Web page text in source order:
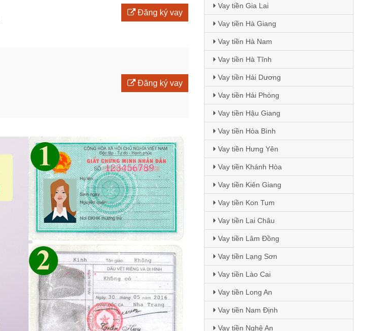
Đăng ký vay
Đăng ký vay
Vay tiền Gia Lai
Vay tiền Hà Giang
Vay tiền Hà Nam
Vay tiền Hà Tĩnh
Vay tiền Hải Dương
Vay tiền Hải Phòng
Vay tiền Hậu Giang
Vay tiền Hòa Bình
Vay tiền Hưng Yên
Vay tiền Khánh Hòa
Vay tiền Kiên Giang
Vay tiền Kon Tum
Vay tiền Lai Châu
Vay tiền Lâm Đồng
Vay tiền Lạng Sơn
Vay tiền Lào Cai
Vay tiền Long An
Vay tiền Nam Định
Vay tiền Nghệ An